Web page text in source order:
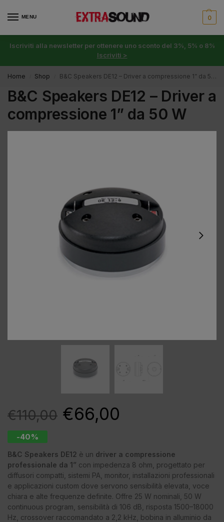
MENU 0
Iscriviti alla newsletter per ottenere uno sconto del 3%, 5% o 8%
Iscriviti >
Home Shop B&C Speakers DE12 – Driver a compressione 1” da 50 W
B&C Speakers DE12 – Driver a
compressione 1” da 50 W
€110,00 €66,00
-40%
B&C Speakers DE12 è un driver a compressione
professionale da 1” con impedenza 8 ohm, progettato per
diffusori compatti, sistemi PA, monitor, installazioni professionali
e applicazioni custom dove servono sensibilità elevata, voce
chiara e alte frequenze definite. Offre 25 W nominali, 50 W
continuous program, sensibilità di 106 dB, risposta 1500–18000
Hz, crossover raccomandato a 2,2 kHz, bobina in alluminio da